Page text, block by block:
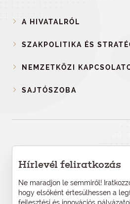
A HIVATALRÓL
SZAKPOLITIKA ÉS
NEMZETKÖZI
SAJTÓSZOBA
Hírlevél feliratkozás
Ne maradjon le semmiről!
hogy elsőként értesülhessen a